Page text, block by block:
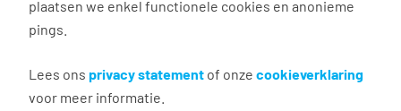
plaatsen we enkel functionele cookies en anonieme
pings.
Lees ons privacy statement of onze cookieverklaring
voor meer informatie.
Servicemedewerker Museum
Rotterdam